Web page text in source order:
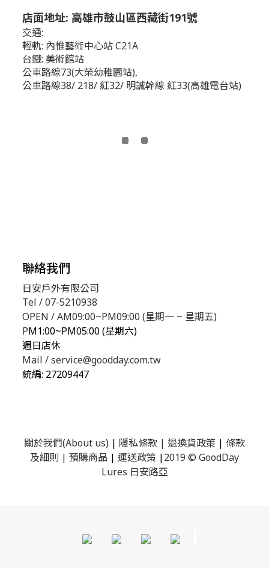
店面地址: 高雄市鼓山區西藏街191號
交通:
輕軌: 內惟藝術中心站 C21A
台鐵: 美術館站
公車路線73(大榮幼稚園站),
公車路線38/ 218/ 紅32/ 明誠幹線 紅33(高雄電台站)
聯絡我們
日安戶外有限公司
Tel / 07-5210938
OPEN / AM09:00~PM09:00 (星期一 ~ 星期五)
PM1:00~PM05:00 (星期六)
週日店休
Mail / service@goodday.com.tw
統編: 27209447
關於我們(About us) | 隱私條款 | 退換貨政策 | 條款
及細則 | 預購商品 | 運送政策 |2019 © GoodDay
Lures 日安路亞